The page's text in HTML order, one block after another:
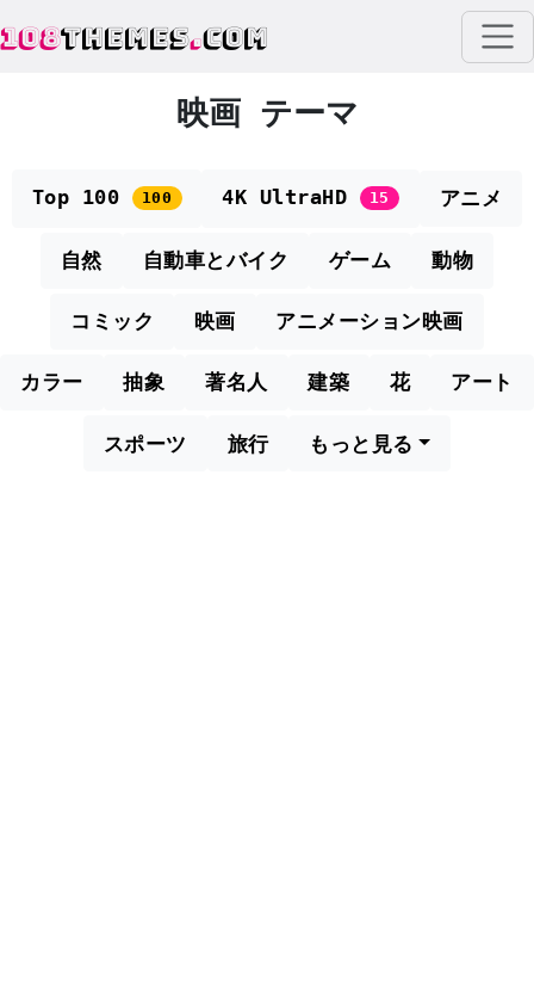
108THEMES.COM
映画 テーマ
Top 100 100 4K UltraHD 15 アニメ
自然 自動車とバイク ゲーム 動物
コミック 映画 アニメーション映画
カラー 抽象 著名人 建築 花 アート
スポーツ 旅行 もっと見る